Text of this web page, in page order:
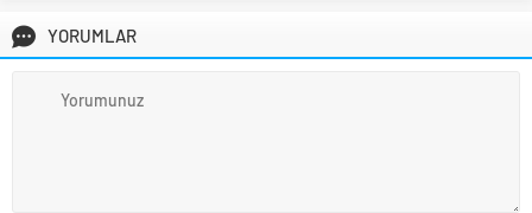
YORUMLAR